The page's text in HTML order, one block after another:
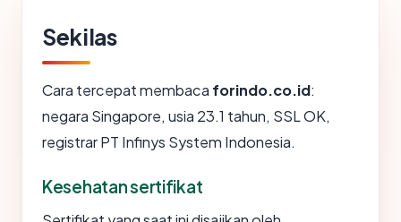
Sekilas
Cara tercepat membaca forindo.co.id:
negara Singapore, usia 23.1 tahun, SSL OK,
registrar PT Infinys System Indonesia.
Kesehatan sertifikat